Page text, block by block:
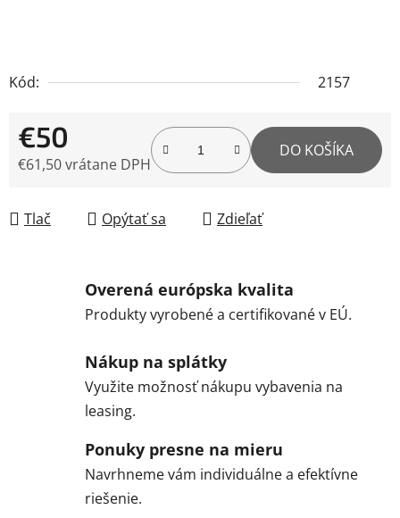
Kód: 2157
€50
€61,50 vrátane DPH
DO KOŠÍKA
Tlač Opýtať sa Zdieľať
Overená európska kvalita
Produkty vyrobené a certifikované v EÚ.
Nákup na splátky
Využite možnosť nákupu vybavenia na
leasing.
Ponuky presne na mieru
Navrhneme vám individuálne a efektívne
riešenie.